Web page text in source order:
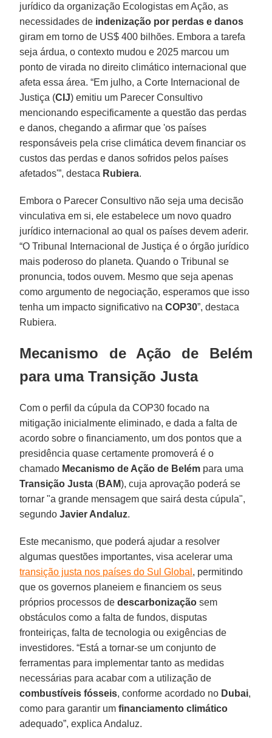
jurídico da organização Ecologistas em Ação, as
necessidades de indenização por perdas e danos
giram em torno de US$ 400 bilhões. Embora a tarefa
seja árdua, o contexto mudou e 2025 marcou um
ponto de virada no direito climático internacional que
afeta essa área. “Em julho, a Corte Internacional de
Justiça (CIJ) emitiu um Parecer Consultivo
mencionando especificamente a questão das perdas
e danos, chegando a afirmar que 'os países
responsáveis ​​pela crise climática devem financiar os
custos das perdas e danos sofridos pelos países
afetados'”, destaca Rubiera.
Embora o Parecer Consultivo não seja uma decisão
vinculativa em si, ele estabelece um novo quadro
jurídico internacional ao qual os países devem aderir.
“O Tribunal Internacional de Justiça é o órgão jurídico
mais poderoso do planeta. Quando o Tribunal se
pronuncia, todos ouvem. Mesmo que seja apenas
como argumento de negociação, esperamos que isso
tenha um impacto significativo naCOP30”, destaca
Rubiera.
Mecanismo de Ação de Belém
para uma Transição Justa
Com o perfil da cúpula da COP30 focado na
mitigação inicialmente eliminado, e dada a falta de
acordo sobre o financiamento, um dos pontos que a
presidência quase certamente promoverá é o
chamado Mecanismo de Ação de Belém para uma
Transição Justa (BAM), cuja aprovação poderá se
tornar "a grande mensagem que sairá desta cúpula",
segundoJavier Andaluz.
Este mecanismo, que poderá ajudar a resolver
algumas questões importantes, visa acelerar uma
transição justa nos países do Sul Global , permitindo
que os governos planeiem e financiem os seus
próprios processos dedescarbonização sem
obstáculos como a falta de fundos, disputas
fronteiriças, falta de tecnologia ou exigências de
investidores. “Está a tornar-se um conjunto de
ferramentas para implementar tanto as medidas
necessárias para acabar com a utilização de
combustíveis fósseis, conforme acordado no Dubai,
como para garantir um financiamento climático
adequado”, explica Andaluz.